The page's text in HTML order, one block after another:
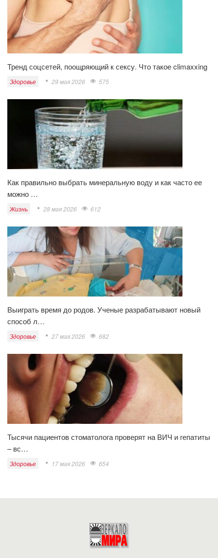
Тренд соцсетей, поощряющий к сексу. Что такое climaxxing
Здоровье 29 мая 2026 575
Как правильно выбрать минеральную воду и как часто ее
можно …
Жизнь 28 мая 2026 612
Выиграть время до родов. Ученые разрабатывают новый
способ л…
Здоровье 27 мая 2026 682
Тысячи пациентов стоматолога проверят на ВИЧ и гепатиты
– вс…
Здоровье 17 мая 2026 654